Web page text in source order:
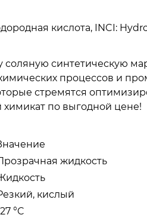
кислота, INCI:
соляную синтетическую
процессов и
стремятся
химикат по выгодной цене!
жидкость
кислый
°C